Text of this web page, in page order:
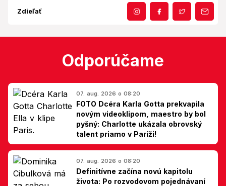
Zdieľať
Odporúčame
07. aug. 2026 o 08:20
FOTO Dcéra Karla Gotta prekvapila
novým videoklipom, maestro by bol
pyšný: Charlotte ukázala obrovský
talent priamo v Paríži!
07. aug. 2026 o 08:20
Definitívne začína novú kapitolu
života: Po rozvodovom pojednávaní